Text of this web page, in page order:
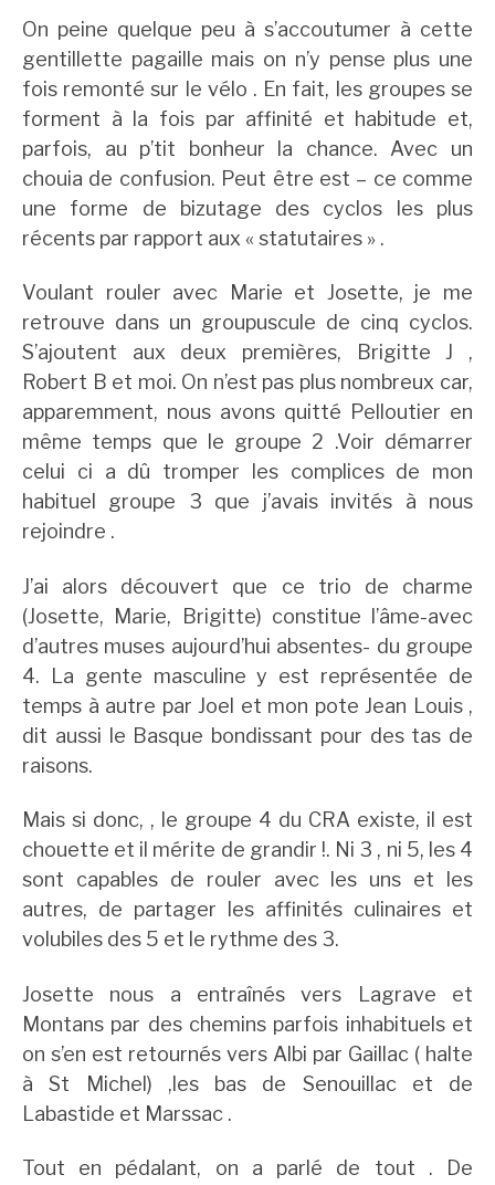
On peine quelque peu à s’accoutumer à cette
gentillette pagaille mais on n’y pense plus une
fois remonté sur le vélo . En fait, les groupes se
forment à la fois par affinité et habitude et,
parfois, au p’tit bonheur la chance. Avec un
chouia de confusion. Peut être est – ce comme
une forme de bizutage des cyclos les plus
récents par rapport aux « statutaires » .
Voulant rouler avec Marie et Josette, je me
retrouve dans un groupuscule de cinq cyclos.
S’ajoutent aux deux premières, Brigitte J ,
Robert B et moi. On n’est pas plus nombreux car,
apparemment, nous avons quitté Pelloutier en
même temps que le groupe 2 .Voir démarrer
celui ci a dû tromper les complices de mon
habituel groupe 3 que j’avais invités à nous
rejoindre .
J’ai alors découvert que ce trio de charme
(Josette, Marie, Brigitte) constitue l’âme-avec
d’autres muses aujourd’hui absentes- du groupe
4. La gente masculine y est représentée de
temps à autre par Joel et mon pote Jean Louis ,
dit aussi le Basque bondissant pour des tas de
raisons.
Mais si donc, , le groupe 4 du CRA existe, il est
chouette et il mérite de grandir !. Ni 3 , ni 5, les 4
sont capables de rouler avec les uns et les
autres, de partager les affinités culinaires et
volubiles des 5 et le rythme des 3.
Josette nous a entraînés vers Lagrave et
Montans par des chemins parfois inhabituels et
on s’en est retournés vers Albi par Gaillac ( halte
à St Michel) ,les bas de Senouillac et de
Labastide et Marssac .
Tout en pédalant, on a parlé de tout . De